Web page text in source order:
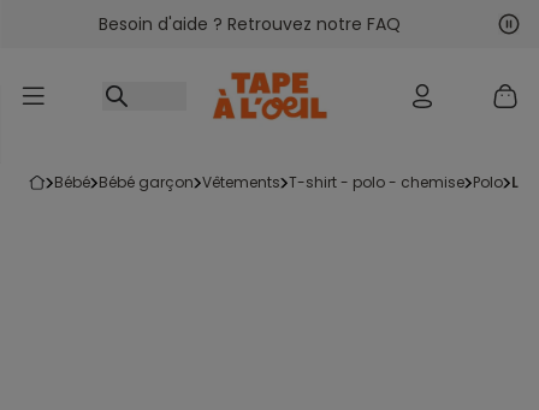
Accéder au contenu
Besoin d'aide ? Retrouvez notre FAQ
bébé bébé garçon vêtements t-shirt - polo - chemise polo